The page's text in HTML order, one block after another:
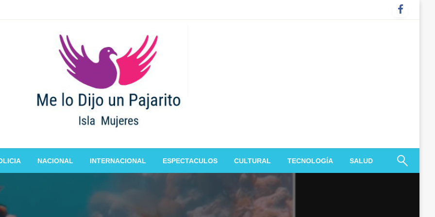
NACIONAL INTERNACIONAL ESPECTACULOS CULTURAL TECNOLOGÍA SALUD